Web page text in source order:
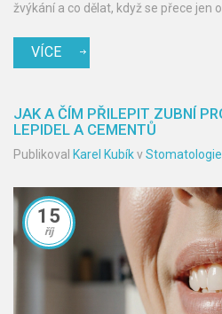
žvýkání a co dělat, když se přece jen
VÍCE
JAK A ČÍM PŘILEPIT ZUBNÍ
LEPIDEL A CEMENTŮ
Publikoval Karel KubíkvStomatologie
15
říj